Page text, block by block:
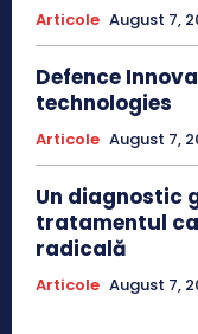
Articole August 7,
Defence
technologies
Articole August 7,
Un diagnostic
tratamentul
radicală
Articole August 7,